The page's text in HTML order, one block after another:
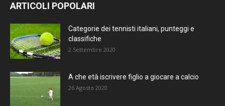
ARTICOLI POPOLARI
Categorie dei tennisti italiani, punteggi e
classifiche
2 Settembre 2020
A che età iscrivere figlio a giocare a calcio
26 Agosto 2020